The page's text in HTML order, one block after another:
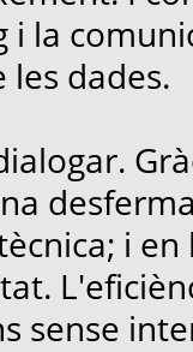
i la
dades.
i
sense